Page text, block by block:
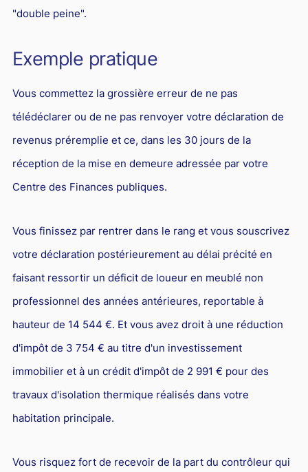
Droit du sport
"double peine".
Exemple pratique
Vous commettez la grossière erreur de ne pas
télédéclarer ou de ne pas renvoyer votre déclaration de
revenus préremplie et ce, dans les 30 jours de la
réception de la mise en demeure adressée par votre
Centre des Finances publiques.
Vous finissez par rentrer dans le rang et vous souscrivez
votre déclaration postérieurement au délai précité en
faisant ressortir un déficit de loueur en meublé non
professionnel des années antérieures, reportable à
hauteur de 14 544 €. Et vous avez droit à une réduction
d'impôt de 3 754 € au titre d'un investissement
immobilier et à un crédit d'impôt de 2 991 € pour des
travaux d'isolation thermique réalisés dans votre
habitation principale.
Vous risquez fort de recevoir de la part du contrôleur qui